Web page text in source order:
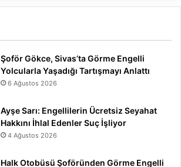
Şoför Gökce, Sivas’ta Görme Engelli
Yolcularla Yaşadığı Tartışmayı Anlattı
6 Ağustos 2026
Ayşe Sarı: Engellilerin Ücretsiz Seyahat
Hakkını İhlal Edenler Suç İşliyor
4 Ağustos 2026
Halk Otobüsü Şoföründen Görme Engelli